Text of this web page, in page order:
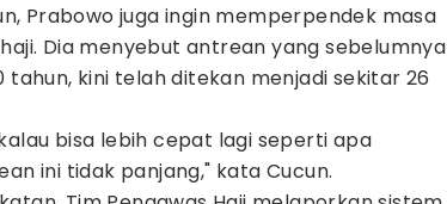
Prabowo juga ingin memperpendek masa
Dia menyebut antrean yang sebelumnya
tahun, kini telah ditekan menjadi sekitar 26
bisa lebih cepat lagi seperti apa
ini tidak panjang," kata Cucun.